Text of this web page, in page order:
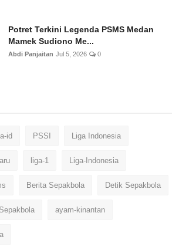
Potret Terkini Legenda PSMS Medan
Mamek Sudiono Me...
Abdi Panjaitan Jul 5, 2026 0
id PSSI Liga Indonesia
liga-1 Liga-Indonesia
Berita Sepakbola Detik Sepakbola
Sepakbola ayam-kinantan